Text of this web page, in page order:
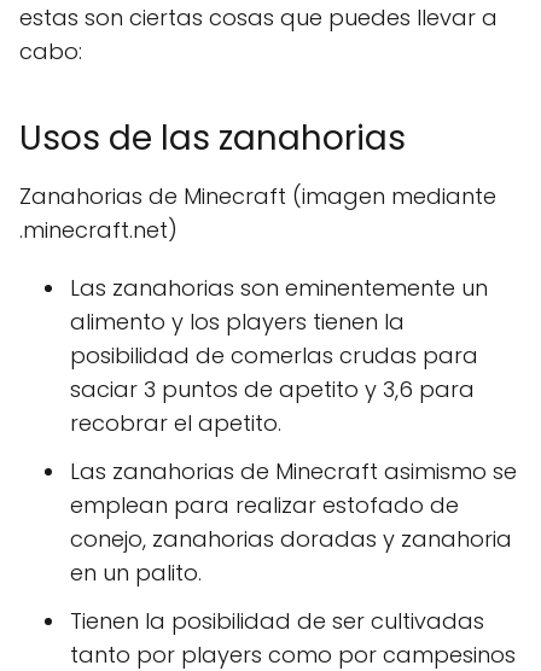
estas son ciertas cosas que puedes llevar a
cabo:
Usos de las zanahorias
Zanahorias de Minecraft (imagen mediante
.minecraft.net)
Las zanahorias son eminentemente un
alimento y los players tienen la
posibilidad de comerlas crudas para
saciar 3 puntos de apetito y 3,6 para
recobrar el apetito.
Las zanahorias de Minecraft asimismo se
emplean para realizar estofado de
conejo, zanahorias doradas y zanahoria
en un palito.
Tienen la posibilidad de ser cultivadas
tanto por players como por campesinos